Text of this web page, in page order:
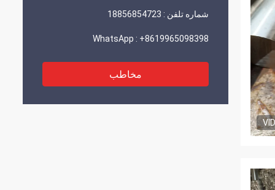
شماره تلفن : 18856854723
WhatsApp : +8619965098398
مخاطب